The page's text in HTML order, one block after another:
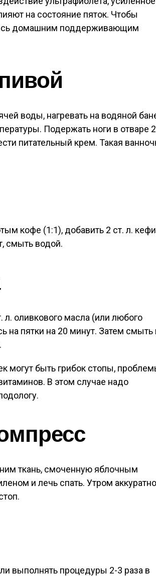
на состояние пяток. Чтобы
домашним поддерживающим
воды, нагревать на водяной
Подержать ноги в отваре
питательный крем. Такая
кофе (1:1), добавить 2 ст. л.
смыть водой.
л. оливкового масла (или любого
на пятки на 20 минут. Затем смыть
могут быть грибок стопы,
В этом случае надо
ткань, смоченную яблочным
и лечь спать. Утром аккуратно
выполнять процедуры 2-3 раза в